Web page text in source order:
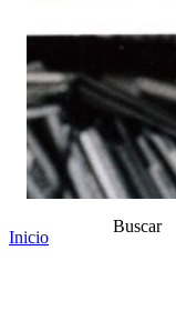
Inicio
Buscar